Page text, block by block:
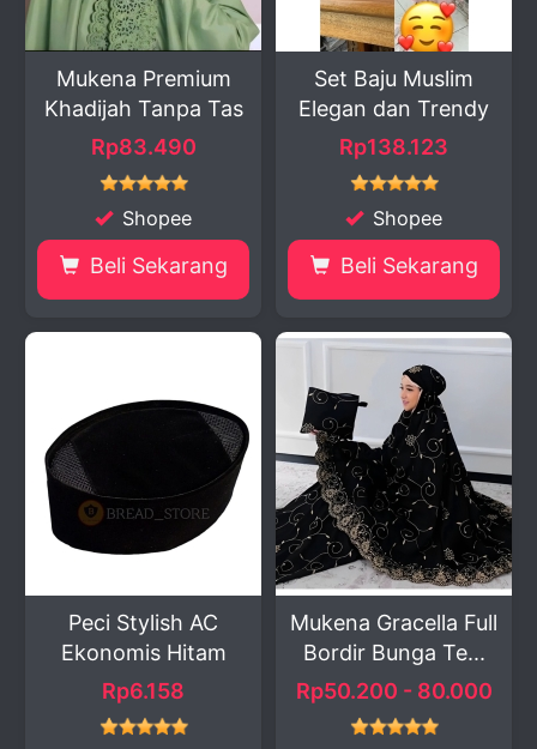
Mukena Premium
Khadijah Tanpa Tas
Rp83.490
Shopee
Beli Sekarang
Set Baju Muslim
Elegan dan Trendy
Rp138.123
Shopee
Beli Sekarang
Peci Stylish AC
Ekonomis Hitam
Rp6.158
Mukena Gracella Full
Bordir Bunga Te...
Rp50.200 - 80.000